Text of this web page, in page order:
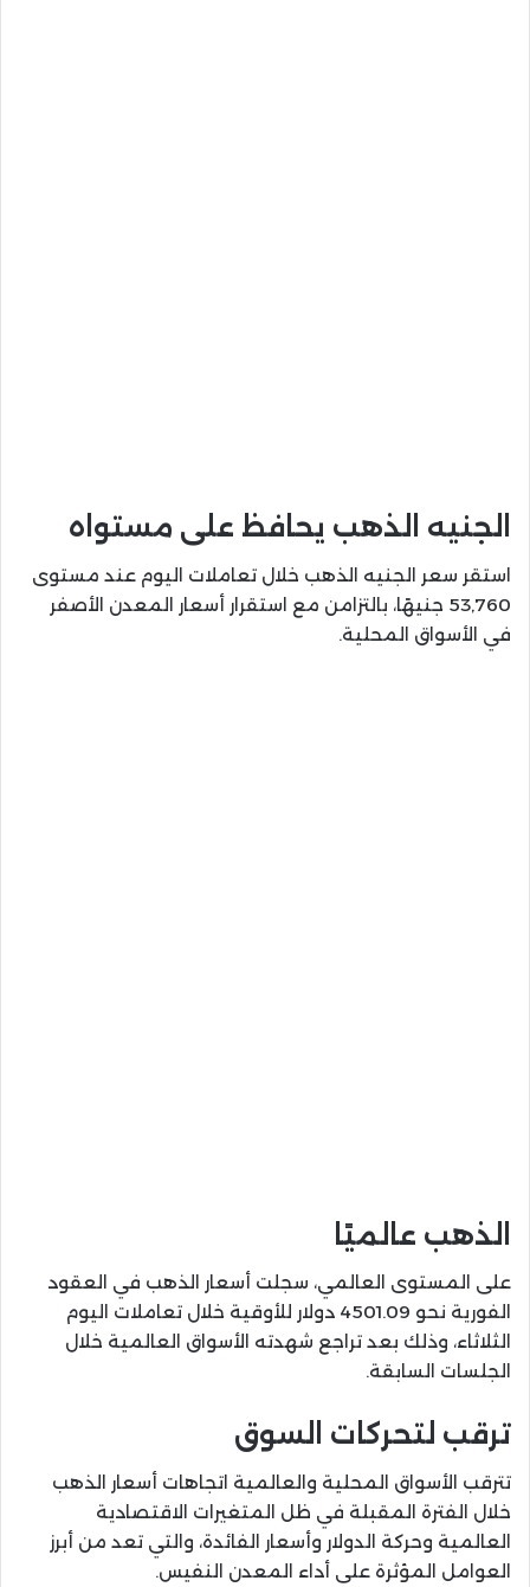
الجنيه الذهب يحافظ على مستواه
استقر سعر الجنيه الذهب خلال تعاملات اليوم عند مستوى
53,760 جنيهًا، بالتزامن مع استقرار أسعار المعدن الأصفر
في الأسواق المحلية.
الذهب عالميًا
على المستوى العالمي، سجلت أسعار الذهب في العقود
الفورية نحو 4501.09 دولار للأوقية خلال تعاملات اليوم
الثلاثاء، وذلك بعد تراجع شهدته الأسواق العالمية خلال
الجلسات السابقة.
ترقب لتحركات السوق
تترقب الأسواق المحلية والعالمية اتجاهات أسعار الذهب
خلال الفترة المقبلة في ظل المتغيرات الاقتصادية
العالمية وحركة الدولار وأسعار الفائدة، والتي تعد من أبرز
العوامل المؤثرة على أداء المعدن النفيس.